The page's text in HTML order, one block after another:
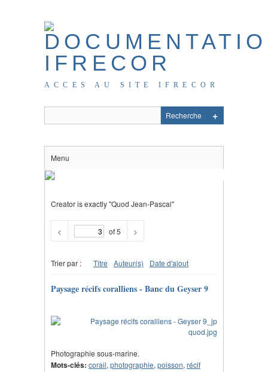
ACCES AU SITE IFRECOR
Menu
Creator is exactly "Quod Jean-Pascal"
< of 5 >
Trier par : Titre Auteur(s) Date d'ajout
Paysage récifs coralliens - Banc du Geyser 9
Photographie sous-marine.
Mots-clés: corail, photographie, poisson, récif